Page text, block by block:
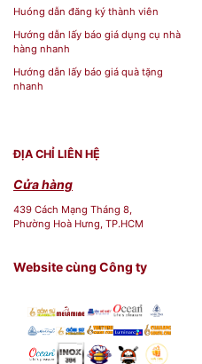
Huóng dẫn đăng ký thành viên
Hướng dẫn lấy báo giá dụng cụ nhà
hàng nhanh
Hướng dẫn lấy báo giá quà tặng
nhanh
ĐỊA CHỈ LIÊN HỆ
Cửa hàng
439 Cách Mạng Tháng 8,
Phường Hoà Hưng, TP.HCM
Website cùng Công ty